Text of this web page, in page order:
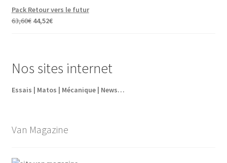
initial
était :
5,95€.
est :
Pack Retour vers le futur
63,60€ Le
63,60€.
44,52€Le
44,52€.
Nos sites internet
Essais | Matos | Mécanique | News…
Van Magazine